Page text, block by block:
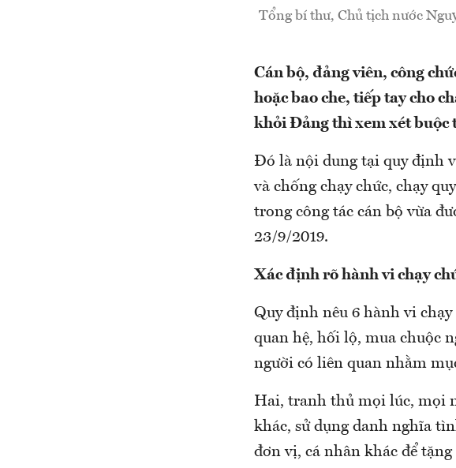
Tổng bí thư, Chủ tịch nước
Cán bộ, đảng viên, công
hoặc bao che, tiếp tay cho
khỏi Đảng thì xem xét buộc
Đó là nội dung tại quy định
và chống chạy chức, chạy
trong công tác cán bộ vừa
23/9/2019.
Xác định rõ hành vi chạy
Quy định nêu 6 hành vi
quan hệ, hối lộ, mua chuộc
người có liên quan nhằm
Hai, tranh thủ mọi lúc, mọi
khác, sử dụng danh nghĩa
đơn vị, cá nhân khác để